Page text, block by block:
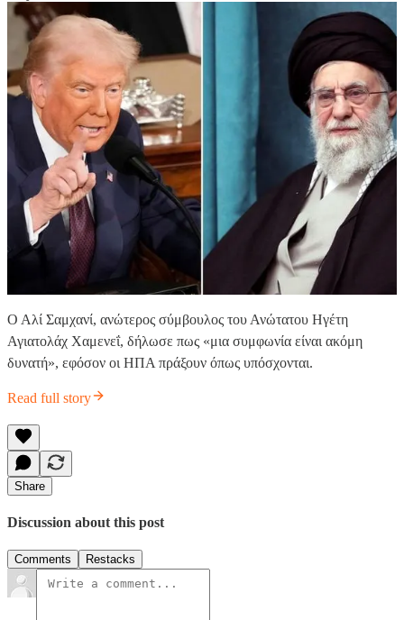
Ο Αλί Σαμχανί, ανώτερος σύμβουλος του Ανώτατου Ηγέτη
Αγιατολάχ Χαμενεΐ, δήλωσε πως «μια συμφωνία είναι ακόμη
δυνατή», εφόσον οι ΗΠΑ πράξουν όπως υπόσχονται.
Read full story
Share
Discussion about this post
Comments Restacks